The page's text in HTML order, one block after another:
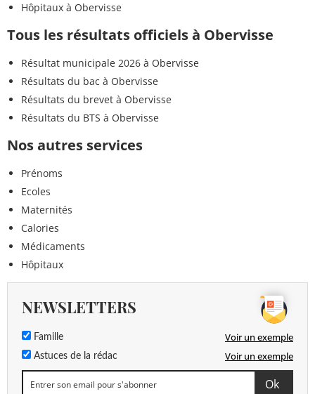
Hôpitaux à Obervisse
Tous les résultats officiels à Obervisse
Résultat municipale 2026 à Obervisse
Résultats du bac à Obervisse
Résultats du brevet à Obervisse
Résultats du BTS à Obervisse
Nos autres services
Prénoms
Ecoles
Maternités
Calories
Médicaments
Hôpitaux
NEWSLETTERS
Famille Voir un exemple
Astuces de la rédac Voir un exemple